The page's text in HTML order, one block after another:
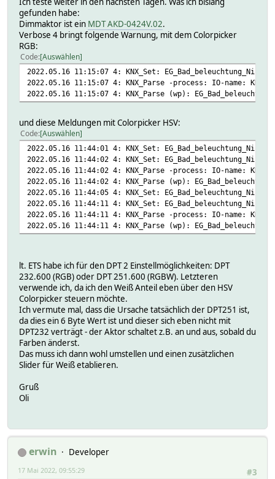
00214 schalten
00215 status
0021a hsv
0021b status_hsv
0021e hue_farbwert
0021f saturation_saettigung
00220 value_hellwert
READINGS:
2022-05-11 15:44:24 IODev KNX
2022-05-11 16:44:21 hsv ae84c4
2022-05-11 16:46:46 last-sender 1.1.10
2022-05-11 16:46:28 saturation_saettigung 100 %
2022-05-11 16:46:45 schalten off
2022-05-11 16:46:46 state dbff00
2022-05-11 16:46:45 status inactive
2022-05-11 16:46:46 status_hsv dbff00
2022-05-11 16:46:38 value_hellwert 43 %
Attributes:
DbLogExclude .*
alias Bad Nische
devStateIcon inactive:li_wht_off:on
room EG_Bad
stateFormat status
webCmd hsv
widgetOverride
gefunden habe:
Dimmaktor ist ein MDT AKD-0424V.02.
Verbose 4 bringt folgende Warnung, mit dem Colorpicker
RGB:
Code Auswählen
2022.05.16 11:15:07 4: KNX_Set:
2022.05.16 11:15:07 4: KNX_Parse -process: IO-name: KNX,
2022.05.16 11:15:07 4: KNX_Parse (wp):
und diese Meldungen mit Colorpicker HSV:
Code Auswählen
2022.05.16 11:44:01 4: KNX_Set:
2022.05.16 11:44:02 4: KNX_Set:
2022.05.16 11:44:02 4: KNX_Parse -process: IO-name: KNX,
2022.05.16 11:44:02 4: KNX_Parse (wp):
2022.05.16 11:44:05 4: KNX_Set:
2022.05.16 11:44:11 4: KNX_Set:
2022.05.16 11:44:11 4: KNX_Parse -process: IO-name: KNX,
2022.05.16 11:44:11 4: KNX_Parse (wp):
lt. ETS habe ich für den DPT 2 Einstellmöglichkeiten: DPT
232.600 (RGB) oder DPT 251.600 (RGBW). Letzteren
verwende ich, da ich den Weiß Anteil eben über den HSV
Colorpicker steuern möchte.
Ich vermute mal, dass die Ursache tatsächlich der DPT251 ist,
da dies ein 6 Byte Wert ist und dieser sich eben nicht mit
DPT232 verträgt - der Aktor schaltet z.B. an und aus, sobald du
Farben änderst.
Das muss ich dann wohl umstellen und einen zusätzlichen
Slider für Weiß etablieren.
Gruß
Oli
erwin
Developer
#3
17 Mai 2022, 09:55:29